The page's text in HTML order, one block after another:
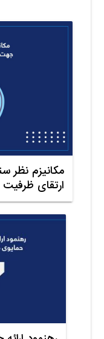
مکانیزم نظر
ارتقای